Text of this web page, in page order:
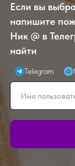
Если вы
напишите
Ник @ в
найти
Telegram